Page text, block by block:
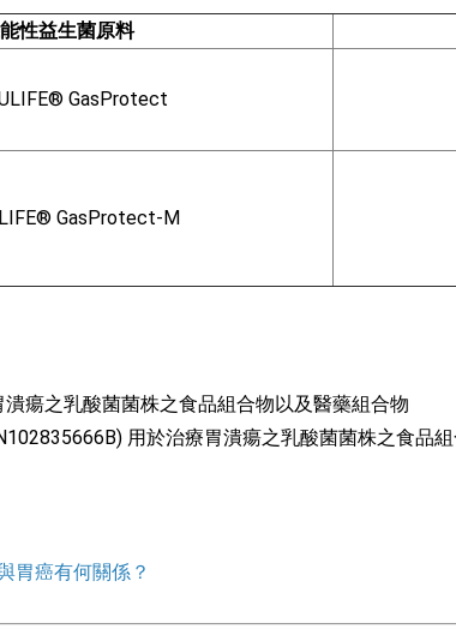
性益生菌原料
GasProtect
GasProtect-M
瘍之乳酸菌菌株之食品組合物以及醫藥組合物
用於治療胃潰瘍之乳酸菌菌株之食品
胃癌有何關係？